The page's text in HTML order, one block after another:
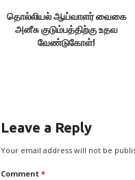
தொல்லியல் ஆய்வாளர் வைகை
அனீசு குடும்பத்திற்கு உதவ
வேண்டுகோள்!
Leave a Reply
Your email address will not be
Comment *